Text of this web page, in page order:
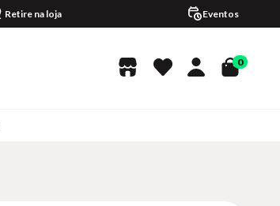
Retire na loja Eventos
0